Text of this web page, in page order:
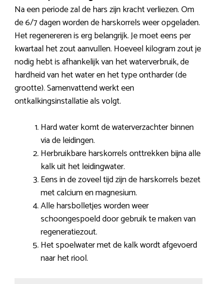
Na een periode zal de hars zijn kracht verliezen. Om
de 6/7 dagen worden de harskorrels weer opgeladen.
Het regenereren is erg belangrijk. Je moet eens per
kwartaal het zout aanvullen. Hoeveel kilogram zout je
nodig hebt is afhankelijk van het waterverbruik, de
hardheid van het water en het type ontharder (de
grootte). Samenvattend werkt een
ontkalkingsinstallatie als volgt.
Hard water komt de waterverzachter binnen
via de leidingen.
Herbruikbare harskorrels onttrekken bijna alle
kalk uit het leidingwater.
Eens in de zoveel tijd zijn de harskorrels bezet
met calcium en magnesium.
Alle harsbolletjes worden weer
schoongespoeld door gebruik te maken van
regeneratiezout.
Het spoelwater met de kalk wordt afgevoerd
naar het riool.